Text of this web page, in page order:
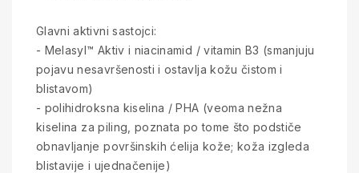
Glavni aktivni sastojci:
- Melasyl™ Aktiv i niacinamid / vitamin B3 (smanjuju
pojavu nesavršenosti i ostavlja kožu čistom i
blistavom)
- polihidroksna kiselina / PHA (veoma nežna
kiselina za piling, poznata po tome što podstiče
obnavljanje površinskih ćelija kože; koža izgleda
blistavije i ujednačenije)